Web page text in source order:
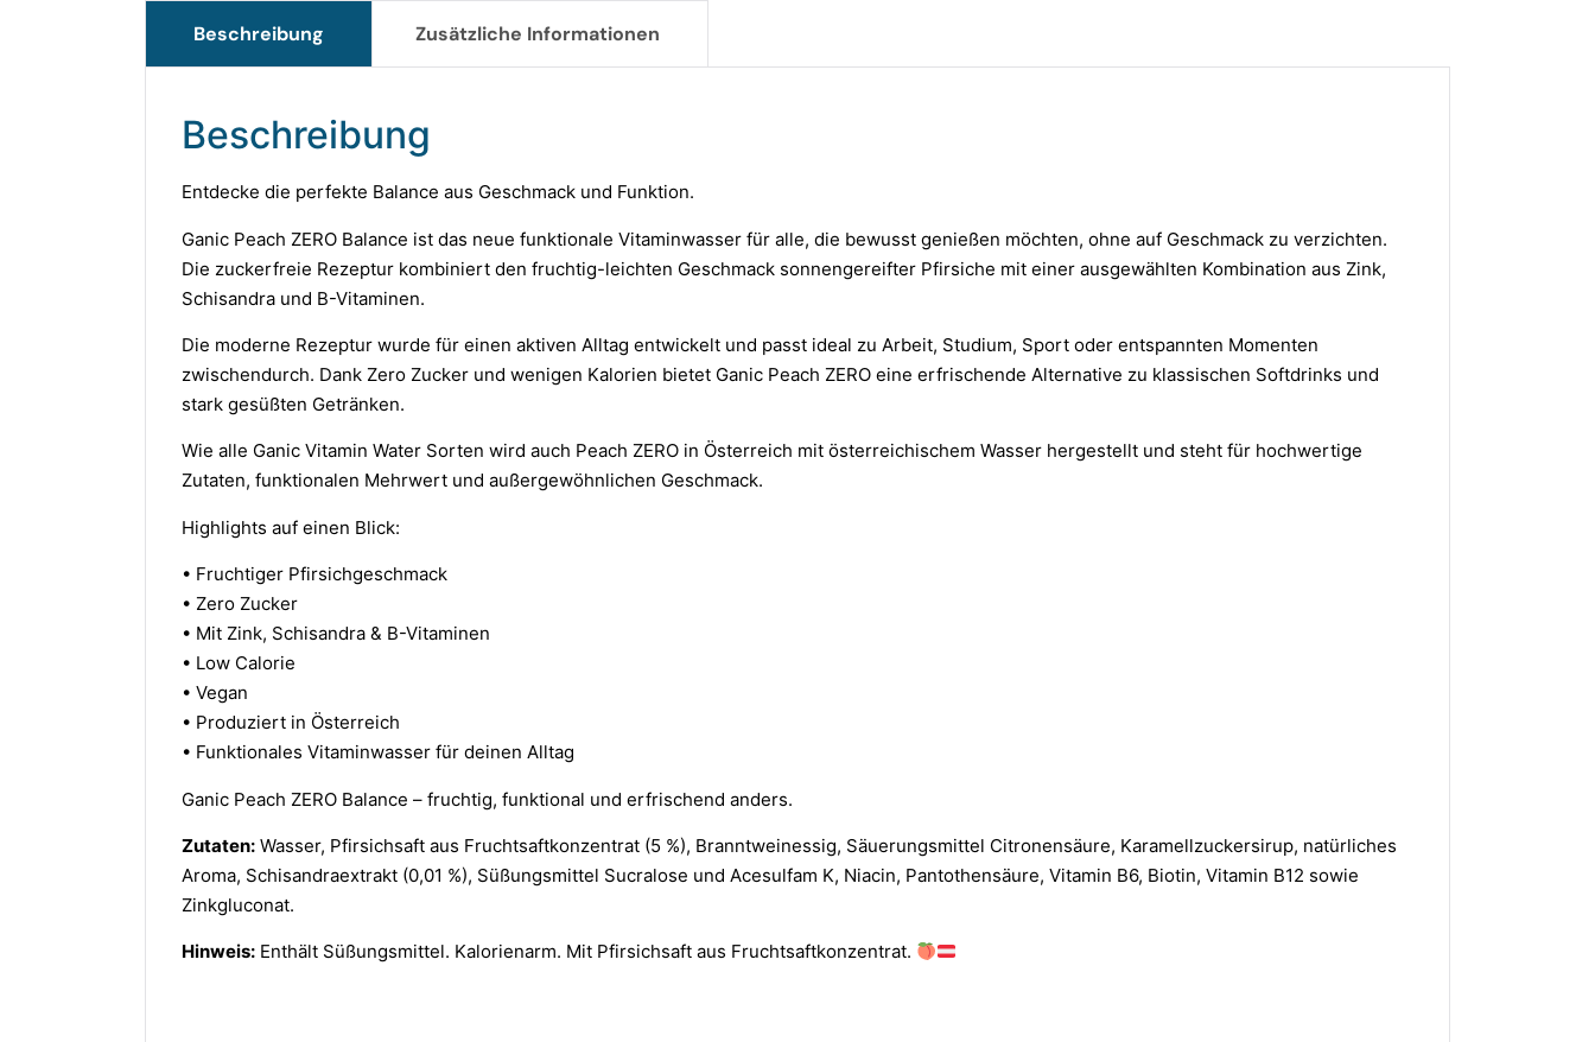
Beschreibung Zusätzliche Informationen
Beschreibung
Entdecke die perfekte Balance aus Geschmack und Funktion.
Ganic Peach ZERO Balance ist das neue funktionale Vitaminwasser für alle, die bewusst genießen möchten, ohne auf Geschmack zu verzichten.
Die zuckerfreie Rezeptur kombiniert den fruchtig-leichten Geschmack sonnengereifter Pfirsiche mit einer ausgewählten Kombination aus Zink,
Schisandra und B-Vitaminen.
Die moderne Rezeptur wurde für einen aktiven Alltag entwickelt und passt ideal zu Arbeit, Studium, Sport oder entspannten Momenten
zwischendurch. Dank Zero Zucker und wenigen Kalorien bietet Ganic Peach ZERO eine erfrischende Alternative zu klassischen Softdrinks und
stark gesüßten Getränken.
Wie alle Ganic Vitamin Water Sorten wird auch Peach ZERO in Österreich mit österreichischem Wasser hergestellt und steht für hochwertige
Zutaten, funktionalen Mehrwert und außergewöhnlichen Geschmack.
Highlights auf einen Blick:
• Fruchtiger Pfirsichgeschmack
• Zero Zucker
• Mit Zink, Schisandra & B-Vitaminen
• Low Calorie
• Vegan
• Produziert in Österreich
• Funktionales Vitaminwasser für deinen Alltag
Ganic Peach ZERO Balance – fruchtig, funktional und erfrischend anders.
Zutaten: Wasser, Pfirsichsaft aus Fruchtsaftkonzentrat (5 %), Branntweinessig, Säuerungsmittel Citronensäure, Karamellzuckersirup, natürliches
Aroma, Schisandraextrakt (0,01 %), Süßungsmittel Sucralose und Acesulfam K, Niacin, Pantothensäure, Vitamin B6, Biotin, Vitamin B12 sowie
Zinkgluconat.
Hinweis: Enthält Süßungsmittel. Kalorienarm. Mit Pfirsichsaft aus Fruchtsaftkonzentrat.